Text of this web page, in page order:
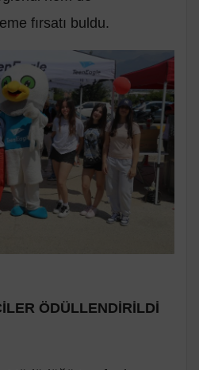
fırsatı buldu.
ÖDÜLLENDİRİLDİ